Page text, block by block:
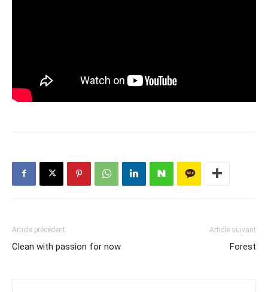
Article précédent
Clean with passion for now
Article suivant
Forest